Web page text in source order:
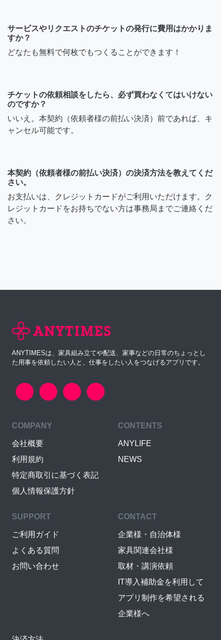
サービスやリクエストのチケットの発行に費用はかかりま
すか？
どなたも無料で何枚でもつくることができます！
チケットの依頼相談をしたら、必ず買わなくてはいけない
のですか？
いいえ。本契約（依頼者様の前払い決済）前であれば、キ
ャンセル可能です。
本契約（依頼者様の前払い決済）の決済方法を教えてくだ
さい。
お支払いは、クレジットカードがご利用いただけます。ク
レジットカードをお持ちでない方は事務局までご連絡くだ
さい。
ANYTIMESは、家具組み立てや配送、家事などの日常のちょっとし
た用事を依頼したい人と、仕事をしたい人をつなげるアプリです。
COMPANY
会社概要
利用規約
特定商取引に基づく表記
個人情報保護方針
CONTENTS
ANYLIFE
NEWS
SUPPORT
ご利用ガイド
よくある質問
お問い合わせ
CONTACT
企業様・自治体様
家具関連会社様
取材・講演依頼
IT導入補助金を利用して
アプリ制作を希望される
企業様へ